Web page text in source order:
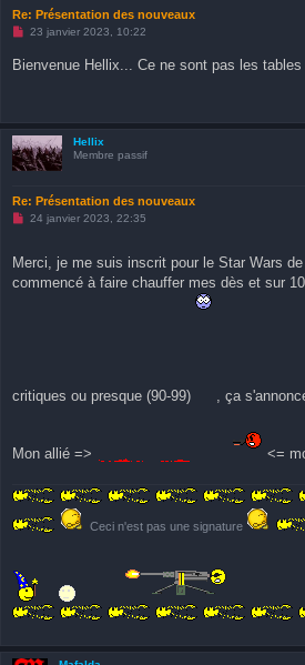
Re: Présentation des nouveaux
M
s
n
o
n
l
23 janvier 2023, 10:22
Bienvenue Hellix... Ce ne sont pas les
Hellix
Membre passif
Re: Présentation des nouveaux
M
s
a
g
24 janvier 2023, 22:35
Merci, je me suis inscrit pour le Star Wars
commencé à faire chauffer mes dès et sur
critiques ou presque (90-99) , ça
Mon allié => <=
Ceci n'est pas une signature